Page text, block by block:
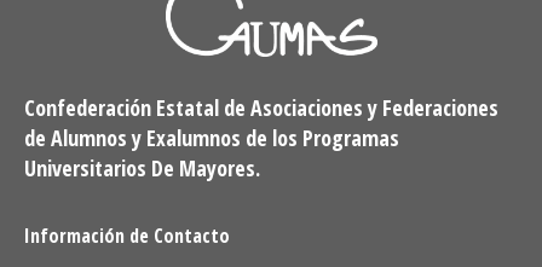
Confederación Estatal de Asociaciones y Federaciones
de Alumnos y Exalumnos de los Programas
Universitarios De Mayores.
Información de Contacto